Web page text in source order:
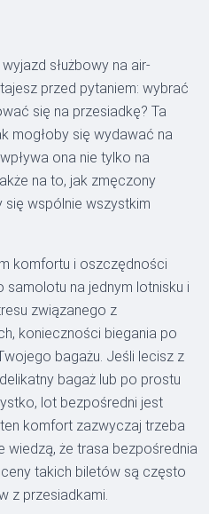
służbowy na air-
przed pytaniem: wybrać
się na przesiadkę? Ta
mogłoby się wydawać na
ona nie tylko na
na to, jak zmęczony
się wspólnie wszystkim
komfortu i oszczędności
na jednym lotnisku i
związanego z
konieczności biegania po
bagażu. Jeśli lecisz z
bagaż lub po prostu
lot bezpośredni jest
komfort zazwyczaj trzeba
wiedzą, że trasa bezpośrednia
takich biletów są często
z przesiadkami.